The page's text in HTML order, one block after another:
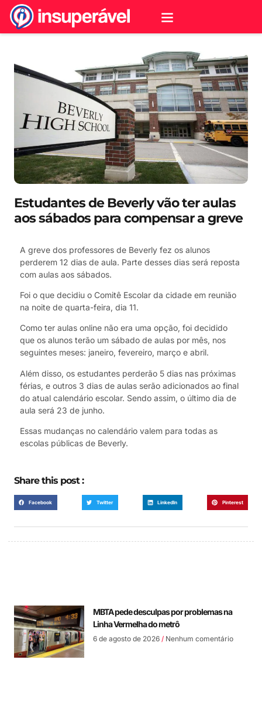
Estudantes de Beverly vão ter aulas
aos sábados para compensar a greve
A greve dos professores de Beverly fez os alunos
perderem 12 dias de aula. Parte desses dias será reposta
com aulas aos sábados.
Foi o que decidiu o Comitê Escolar da cidade em reunião
na noite de quarta-feira, dia 11.
Como ter aulas online não era uma opção, foi decidido
que os alunos terão um sábado de aulas por mês, nos
seguintes meses: janeiro, fevereiro, março e abril.
Além disso, os estudantes perderão 5 dias nas próximas
férias, e outros 3 dias de aulas serão adicionados ao final
do atual calendário escolar. Sendo assim, o último dia de
aula será 23 de junho.
Essas mudanças no calendário valem para todas as
escolas públicas de Beverly.
Share this post :
Facebook Twitter LinkedIn Pinterest
MBTA pede desculpas por problemas na
Linha Vermelha do metrô
6 de agosto de 2026 Nenhum comentário